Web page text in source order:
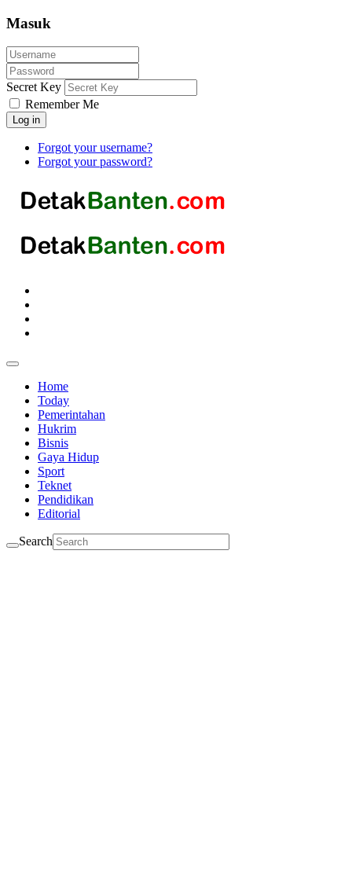
Masuk
Secret Key
Remember Me
Log in
Forgot your username?
Forgot your password?
Home
Today
Pemerintahan
Hukrim
Bisnis
Gaya Hidup
Sport
Teknet
Pendidikan
Editorial
Search